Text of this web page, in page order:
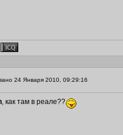
24 Января 2010, 09:29:16
, как там в реале??